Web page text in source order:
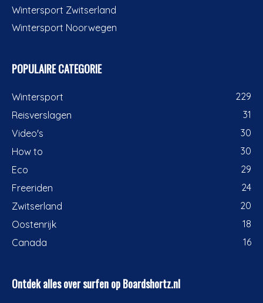
Wintersport Zwitserland
Wintersport Noorwegen
POPULAIRE CATEGORIE
Wintersport
229
Reisverslagen
31
Video's
30
How to
30
Eco
29
Freeriden
24
Zwitserland
20
Oostenrijk
18
Canada
16
Ontdek alles over surfen op Boardshortz.nl